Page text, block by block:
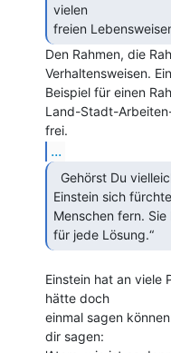
vielen
freien
Den Rahmen, die
Verhaltensweisen.
Beispiel für einen
Land-Stadt-
...
Einstein sich
Menschen fern.
für jede Lösung.“
Einstein hat an viele
hätte doch
einmal sagen
dir sagen: